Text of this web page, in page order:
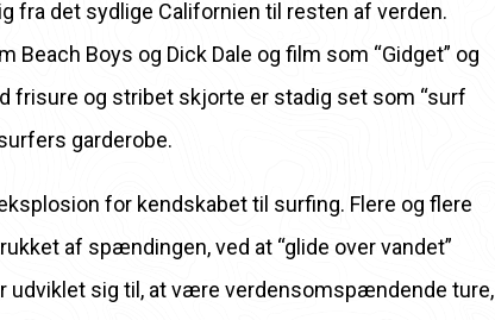
fra det sydlige Californien til resten af ​​verden.
Beach Boys og Dick Dale og film som “Gidget” og
frisure og stribet skjorte er stadig set som “surf
garderobe.
for kendskabet til surfing. Flere og flere
af spændingen, ved at “glide over vandet”
udviklet sig til, at være verdensomspændende ture,